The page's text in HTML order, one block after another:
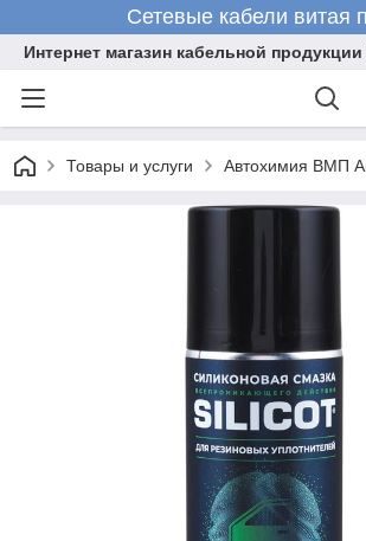
Сетевые кабели витая
Интернет магазин кабельной
Товары и услуги Автохимия ВМП